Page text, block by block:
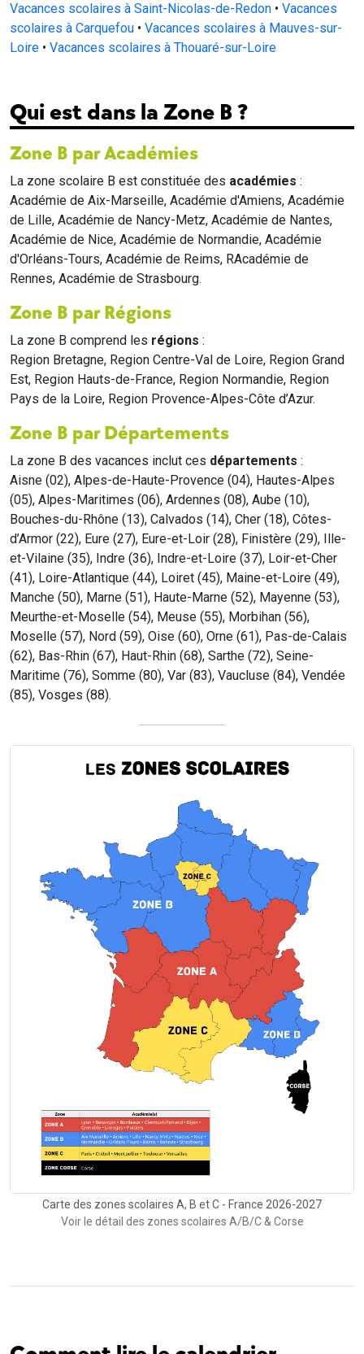
Vacances scolaires à Saint-Nicolas-de-Redon • Vacances
scolaires à Carquefou • Vacances scolaires à Mauves-sur-
Loire • Vacances scolaires à Thouaré-sur-Loire
Qui est dans la Zone B ?
Zone B par Académies
La zone scolaire B est constituée des académies :
Académie de Aix-Marseille, Académie d'Amiens, Académie
de Lille, Académie de Nancy-Metz, Académie de Nantes,
Académie de Nice, Académie de Normandie, Académie
d'Orléans-Tours, Académie de Reims, RAcadémie de
Rennes, Académie de Strasbourg.
Zone B par Régions
La zone B comprend les régions :
Region Bretagne, Region Centre-Val de Loire, Region Grand
Est, Region Hauts-de-France, Region Normandie, Region
Pays de la Loire, Region Provence-Alpes-Côte d’Azur.
Zone B par Départements
La zone B des vacances inclut ces départements :
Aisne (02), Alpes-de-Haute-Provence (04), Hautes-Alpes
(05), Alpes-Maritimes (06), Ardennes (08), Aube (10),
Bouches-du-Rhône (13), Calvados (14), Cher (18), Côtes-
d’Armor (22), Eure (27), Eure-et-Loir (28), Finistère (29), Ille-
et-Vilaine (35), Indre (36), Indre-et-Loire (37), Loir-et-Cher
(41), Loire-Atlantique (44), Loiret (45), Maine-et-Loire (49),
Manche (50), Marne (51), Haute-Marne (52), Mayenne (53),
Meurthe-et-Moselle (54), Meuse (55), Morbihan (56),
Moselle (57), Nord (59), Oise (60), Orne (61), Pas-de-Calais
(62), Bas-Rhin (67), Haut-Rhin (68), Sarthe (72), Seine-
Maritime (76), Somme (80), Var (83), Vaucluse (84), Vendée
(85), Vosges (88).
Carte des zones scolaires A, B et C - France 2026-2027
Voir le détail des zones scolaires A/B/C & Corse